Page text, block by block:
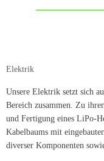
Elektrik
Unsere Elektrik setzt sich
Bereich zusammen. Zu
und Fertigung eines LiPo-
Kabelbaums mit
diverser Komponenten